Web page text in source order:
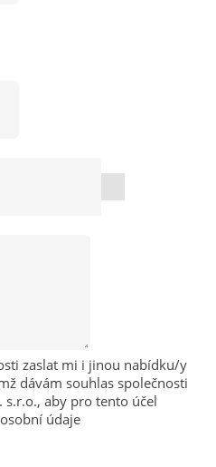
zaslat mi i jinou nabídku/y
dávám souhlas společnosti
s.r.o., aby pro tento účel
údaje